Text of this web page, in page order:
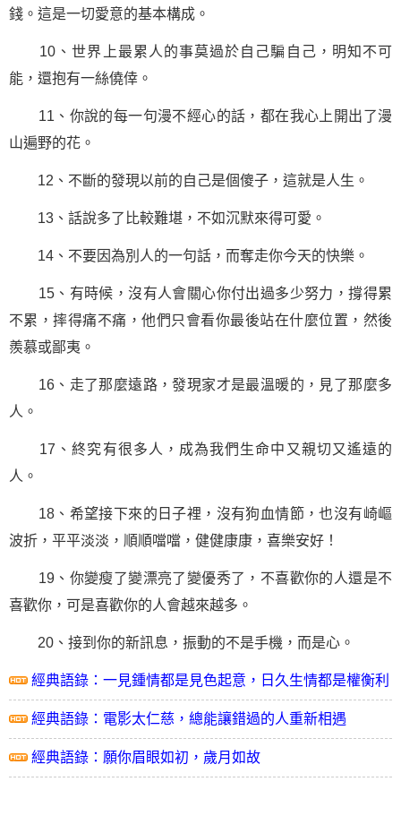
錢。這是一切愛意的基本構成。
10、世界上最累人的事莫過於自己騙自己，明知不可
能，還抱有一絲僥倖。
11、你說的每一句漫不經心的話，都在我心上開出了漫
山遍野的花。
12、不斷的發現以前的自己是個傻子，這就是人生。
13、話說多了比較難堪，不如沉默來得可愛。
14、不要因為別人的一句話 ，而奪走你今天的快樂。
15、有時候，沒有人會關心你付出過多少努力，撐得累
不累，摔得痛不痛，他們只會看你最後站在什麼位置，然後
羨慕或鄙夷。
16、走了那麼遠路，發現家才是最溫暖的，見了那麼多
人。
17、終究有很多人，成為我們 生命中又親切又遙遠的
人。
18、希望接下來的日子裡，沒有狗血情節，也沒有崎嶇
波折，平平淡淡，順順噹噹，健健康康，喜樂安好！
19、你變瘦了變漂亮了變優秀了，不喜歡你的人還是不
喜歡你，可是喜歡你的人會越來越多。
20、接到你的新訊息，振動的不是手機，而是心。
經典語錄：一見鍾情都是見色起意，日久生情都是權衡利
弊
經典語錄：電影太仁慈，總能讓錯過的人重新相遇
經典語錄：願你眉眼如初，歲月如故